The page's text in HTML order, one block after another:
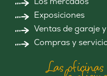
Exposiciones
Ventas de garaje
Compras y
Las